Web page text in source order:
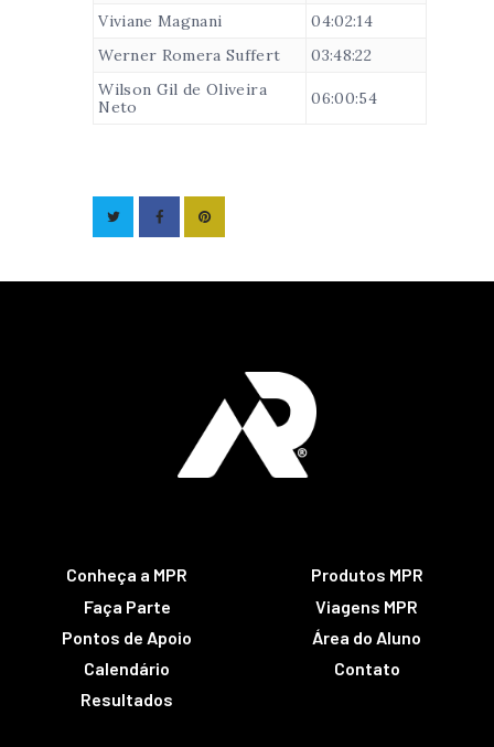
Viviane Magnani
04:02:14
Werner Romera Suffert
03:48:22
Wilson Gil de Oliveira
Neto
06:00:54
Conheça a MPR
Faça Parte
Pontos de Apoio
Calendário
Resultados
Produtos MPR
Viagens MPR
Área do Aluno
Contato